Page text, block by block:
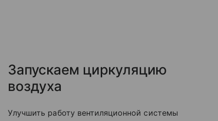
Запускаем циркуляцию
воздуха
Улучшить работу вентиляционной системы